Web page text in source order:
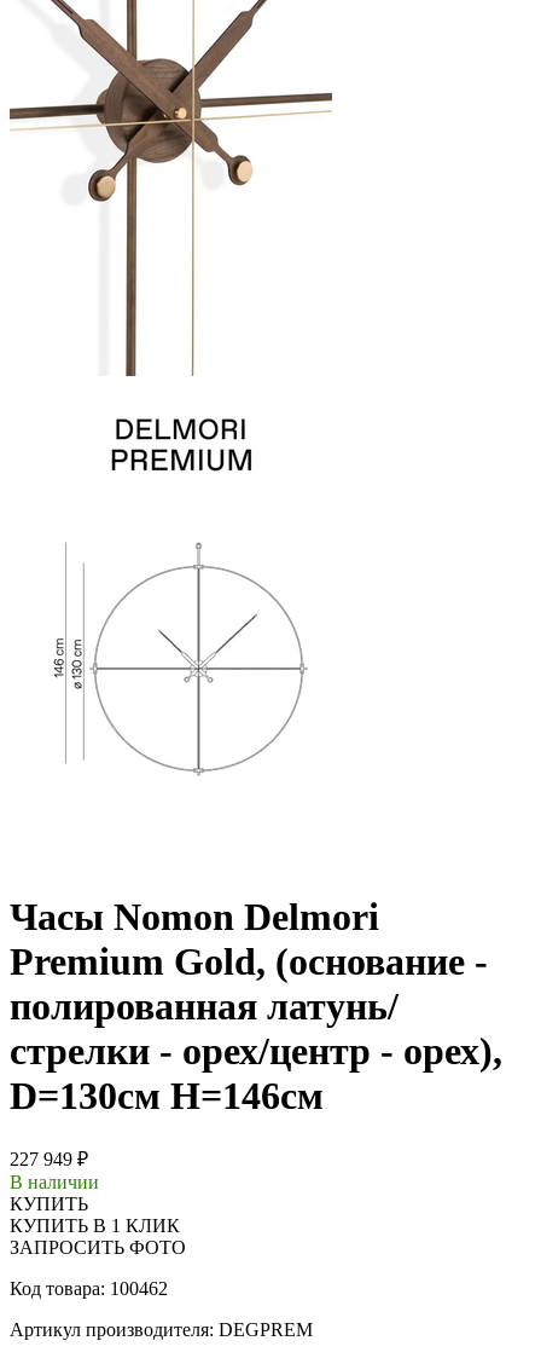
Часы Nomon Delmori
Premium Gold, (основание -
полированная латунь/
стрелки - орех/центр - орех),
D=130см Н=146см
227 949 ₽
В наличии
КУПИТЬ
КУПИТЬ В 1 КЛИК
ЗАПРОСИТЬ ФОТО
Код товара: 100462
Артикул производителя: DEGPREM